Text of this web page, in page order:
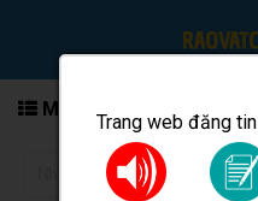
Trang web đăng tin
MENU